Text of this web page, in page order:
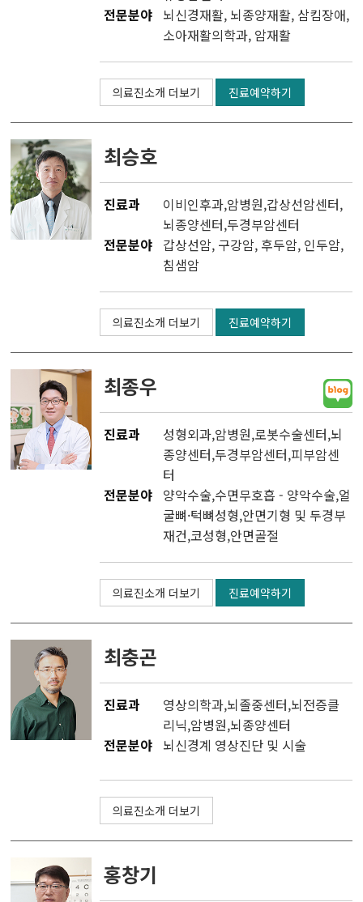
전문분야 뇌신경재활, 뇌종양재활, 삼킴장애,
소아재활의학과, 암재활
의료진소개 더보기 진료예약하기
최승호
진료과 이비인후과,암병원,갑상선암센터,
뇌종양센터,두경부암센터
전문분야 갑상선암, 구강암, 후두암, 인두암,
침샘암
의료진소개 더보기 진료예약하기
최종우
진료과 성형외과,암병원,로봇수술센터,뇌
종양센터,두경부암센터,피부암센
터
전문분야 양악수술,수면무호흡 - 양악수술,얼
굴뼈·턱뼈성형,안면기형 및 두경부
재건,코성형,안면골절
의료진소개 더보기 진료예약하기
최충곤
진료과 영상의학과,뇌졸중센터,뇌전증클
리닉,암병원,뇌종양센터
전문분야 뇌신경계 영상진단 및 시술
의료진소개 더보기
홍창기